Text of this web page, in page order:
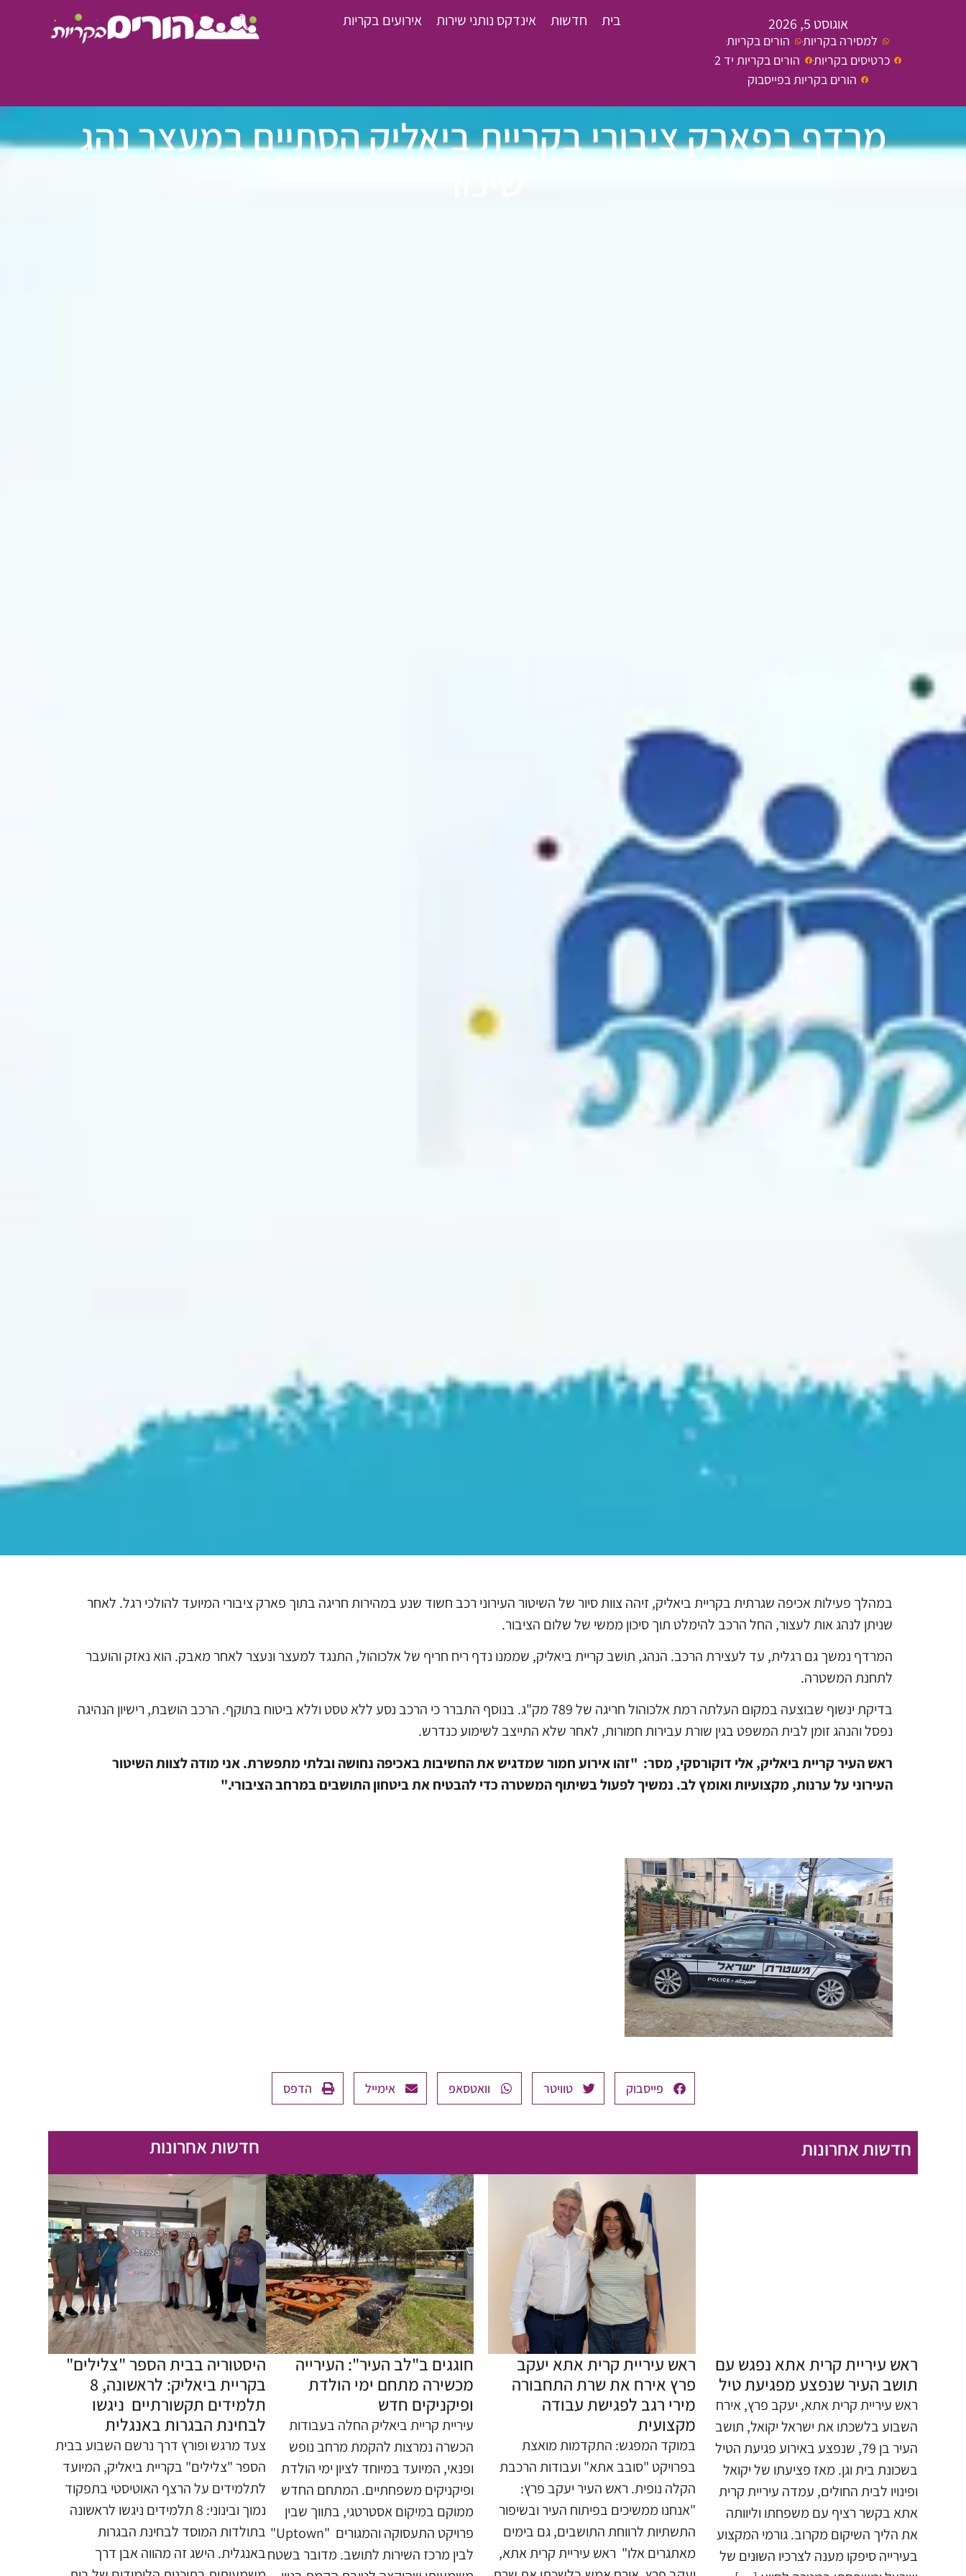
בית חדשות אינדקס נותני שירות אירועים בקריות אוגוסט 5, 2026
למסירה בקריות
הורים בקריות
כרטיסים בקריות
הורים בקריות יד 2
הורים בקריות בפייסבוק
מרדף בפארק ציבורי בקריית ביאליק הסתיים במעצר נהג
במהלך פעילות אכיפה שגרתית בקריית ביאליק, זיהה צוות סיור של השיטור העירוני רכב חשוד שנע במהירות חריגה בתוך פארק ציבורי המיועד להולכי רגל. לאחר
שניתן לנהג אות לעצור, החל הרכב להימלט תוך סיכון ממשי של שלום הציבור.
המרדף נמשך גם רגלית, עד לעצירת הרכב. הנהג, תושב קריית ביאליק, שממנו נדף ריח חריף של אלכוהול, התנגד למעצר ונעצר לאחר מאבק. הוא נאזק והועבר
לתחנת המשטרה.
בדיקת ינשוף שבוצעה במקום העלתה רמת אלכוהול חריגה של 789 מק"ג. בנוסף התברר כי הרכב נסע ללא טסט וללא ביטוח בתוקף. הרכב הושבת, רישיון הנהיגה
נפסל והנהג זומן לבית המשפט בגין שורת עבירות חמורות, לאחר שלא התייצב לשימוע כנדרש.
ראש העיר קריית ביאליק, אלי דוקורסקי, מסר:
"זהו אירוע חמור שמדגיש את החשיבות באכיפה נחושה ובלתי מתפשרת. אני מודה לצוות השיטור
העירוני על ערנות, מקצועיות ואומץ לב. נמשיך לפעול בשיתוף המשטרה כדי להבטיח את ביטחון התושבים במרחב הציבורי."
פייסבוק טוויטר וואטסאפ אימייל הדפס
חדשות אחרונות
היסטוריה בבית הספר "צלילים"
בקריית ביאליק: לראשונה, 8
תלמידים תקשורתיים ניגשו
לבחינת הבגרות באנגלית
צעד מרגש ופורץ דרך נרשם השבוע בבית
הספר "צלילים" בקריית ביאליק, המיועד
לתלמידים על הרצף האוטיסטי בתפקוד
נמוך ובינוני: 8 תלמידים ניגשו לראשונה
בתולדות המוסד לבחינת הבגרות
באנגלית. הישג זה מהווה אבן דרך
חדשות אחרונות
ראש עיריית קרית אתא נפגש עם
תושב העיר שנפצע מפגיעת טיל
​ראש עיריית קרית אתא, יעקב פרץ, אירח
השבוע בלשכתו את ישראל יקואל, תושב
העיר בן 79, שנפצע באירוע פגיעת הטיל
בשכונת בית וגן. ​מאז פציעתו של יקואל
ופינויו לבית החולים, עמדה עיריית קרית
אתא בקשר רציף עם משפחתו וליוותה
את הליך השיקום מקרוב. גורמי המקצוע
בעירייה סיפקו מענה לצרכיו השונים של
ראש עיריית קרית אתא יעקב
פרץ אירח את שרת התחבורה
מירי רגב לפגישת עבודה
מקצועית
​במוקד המפגש: התקדמות מואצת
בפרויקט "סובב אתא" ועבודות הרכבת
הקלה נופית. ראש העיר יעקב פרץ:
"אנחנו ממשיכים בפיתוח העיר ובשיפור
התשתיות לרווחת התושבים, גם בימים
מאתגרים אלו" ​ ראש עיריית קרית אתא,
חוגגים ב"לב העיר": העירייה
מכשירה מתחם ימי הולדת
ופיקניקים חדש
עיריית קריית ביאליק החלה בעבודות
הכשרה נמרצות להקמת מרחב נופש
ופנאי, המיועד במיוחד לציון ימי הולדת
ופיקניקים משפחתיים. המתחם החדש
ממוקם במיקום אסטרטגי, בתווך שבין
פרויקט התעסוקה והמגורים "Uptown"
לבין מרכז השירות לתושב. מדובר בשטח